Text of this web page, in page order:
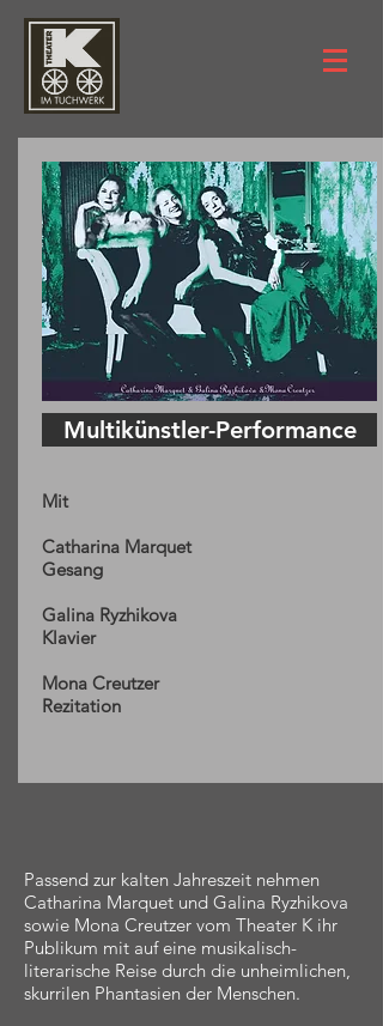
Multikünstler-Performance
Mit
Catharina Marquet
Gesang
Galina Ryzhikova
Klavier
Mona Creutzer
Rezitation
Passend zur kalten Jahreszeit nehmen
Catharina Marquet und Galina Ryzhikova
sowie Mona Creutzer vom Theater K ihr
Publikum mit auf eine musikalisch-
literarische Reise durch die unheimlichen,
skurrilen Phantasien der Menschen.